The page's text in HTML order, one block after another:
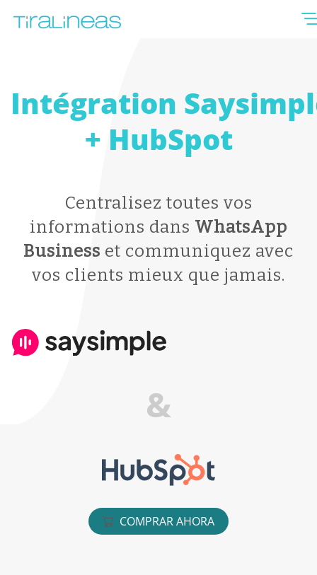
Intégration
+ HubSpot
Centralisez toutes vos
informations dans WhatsApp
Business et communiquez avec
vos clients mieux que jamais.
&
COMPRAR AHORA